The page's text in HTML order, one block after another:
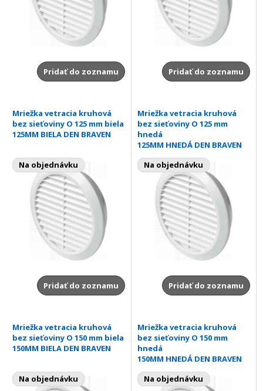
Pridať do zoznamu Pridať do zoznamu
Mriežka vetracia kruhová
bez sieťoviny O 125 mm biela
125MM BIELA DEN BRAVEN
Na objednávku
Pridať do zoznamu
Mriežka vetracia kruhová
bez sieťoviny O 125 mm
hnedá
125MM HNEDÁ DEN BRAVEN
Na objednávku
Pridať do zoznamu
Mriežka vetracia kruhová
bez sieťoviny O 150 mm biela
150MM BIELA DEN BRAVEN
Na objednávku
Mriežka vetracia kruhová
bez sieťoviny O 150 mm
hnedá
150MM HNEDÁ DEN BRAVEN
Na objednávku